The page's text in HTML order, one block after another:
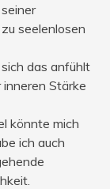
seelenlosen
das anfühlt
Stärke
könnte mich
ich auch